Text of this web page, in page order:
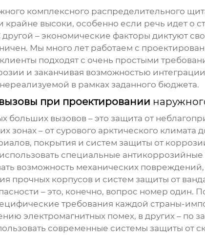
комплексного распределительного
крайне высоки, особенно если речь идет о
– экономические факторы диктуют
Мы много лет работаем с
подходят с очень простыми
и заканчивая возможностью
в рамках заданного бюджета.
при проектировании
больших вызовов – это защита от
зонах – от сурового арктического
покрытия и систем защиты от
специальные
возможность механических
прочных корпусов и систем защиты от
– это, конечно, вопрос номер
требования каждой страны-
электромагнитных помех, в других – по
современные системы защиты от